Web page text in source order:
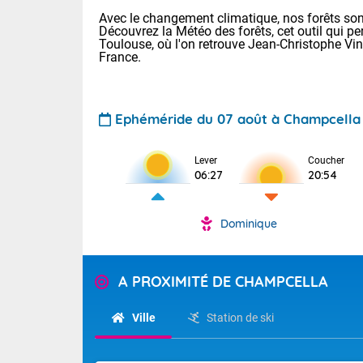
Avec le changement climatique, nos forêts
Découvrez la Météo des forêts, cet outil qui
Toulouse, où l'on retrouve Jean-Christophe
France.
Ephéméride du 07 août à Champcella
Lever
06:27
Coucher
20:54
Dominique
A PROXIMITÉ DE CHAMPCELLA
Ville Station de ski
Voici les
31 Lyon : 35
: 32 Nancy :
Très
donnent